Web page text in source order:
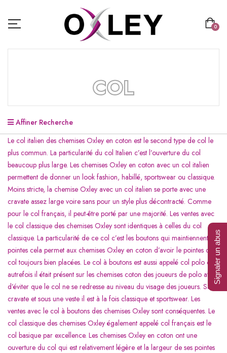
0
COL
Affiner Recherche
Le col italien des chemises Oxley en coton est le second type de col le
plus commun. La particularité du col Italien c’est l’ouverture du col
beaucoup plus large. Les chemises Oxley en coton avec un col italien
permettent de donner un look fashion, habillé, sportswear ou classique.
Moins stricte, la chemise Oxley avec un col italien se porte avec une
cravate assez large voire sans pour un style plus décontracté. Comme
pour le col français, il peut-être porté par une majorité. Les ventes avec
le col classique des chemises Oxley sont identiques à celles du col
classique. La particularité de ce col c’est les boutons qui maintiennent les
pointes cela permet aux chemises Oxley en coton d’avoir le pointes du
col toujours bien placées. Le col à boutons est aussi appelé col polo car
autrefois il était présent sur les chemises coton des joueurs de polo afin
d’éviter que le col ne se redresse au niveau du visage des joueurs. Sans
cravate et sous une veste il est à la fois classique et sportswear. Les
ventes avec le col à boutons des chemises Oxley sont conséquentes. Le
col classique des chemises Oxley également appelé col français est le
col basique par excellence. Les chemises Oxley en coton ont une
ouverture du col qui est relativement légère et la largeur de ses pointes
Signaler un abus